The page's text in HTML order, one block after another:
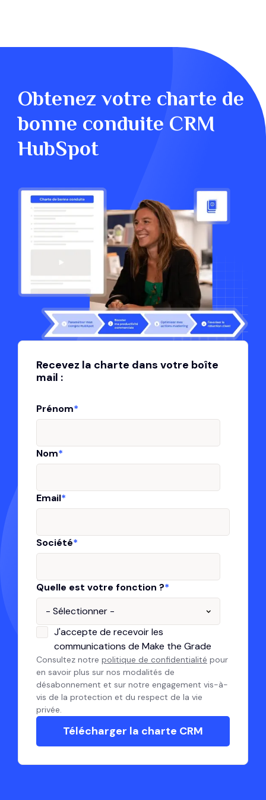
Obtenez votre charte de
bonne conduite CRM
HubSpot
Recevez la charte dans votre boîte
mail :
Prénom*
Nom*
Email*
Société*
Quelle est votre fonction ?*
J'accepte de recevoir les
communications de Make the Grade
Consultez notre politique de confidentialité pour
en savoir plus sur nos modalités de
désabonnement et sur notre engagement vis-à-
vis de la protection et du respect de la vie
privée.